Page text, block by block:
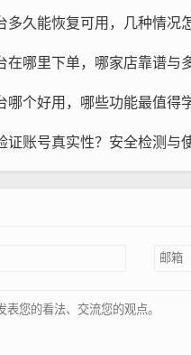
复可用，几种情况怎样处理与教程学
，哪家店靠谱与多久发货教程使用提
哪些功能最值得学习与多久能用起来指
号真实性？安全检测与使用引